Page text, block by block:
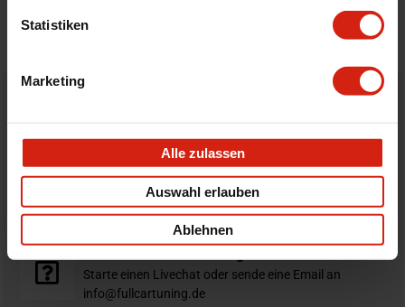
Statistiken
Marketing
Alle zulassen
Auswahl erlauben
Ablehnen
STELLE EINE FRAGE
Nicht zufrieden?
Du hast immer eine 14-tägige Rückgabefrist um deine
Bestellung zurück zu geben.
Starte einen Livechat oder sende eine Email an
info@fullcartuning.de